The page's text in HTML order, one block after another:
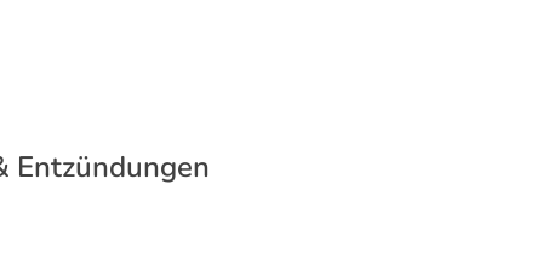
Entzündungen